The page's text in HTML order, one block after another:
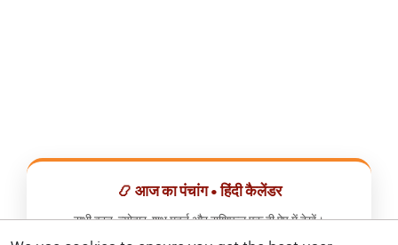
📿 आज का पंचांग • हिंदी कैलेंडर
सभी व्रत, त्योहार, शुभ मुहूर्त और राशिफल एक ही ऐप में देखें।